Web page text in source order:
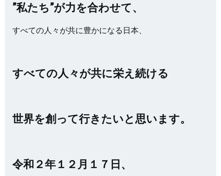
”私たち”が力を合わせて、
すべての人々が共に豊かになる日本、
すべての人々が共に栄え続ける
世界を創って行きたいと思います。
令和２年１２月１７日、